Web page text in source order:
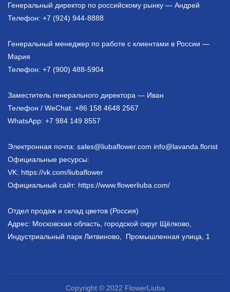
Генеральный директор по российскому рынку — Андрей
Телефон: +7 (924) 944-8888
Генеральный менеджер по работе с клиентами в России —
Мария
Телефон: +7 (900) 488-5904
Заместитель генерального директора — Иван
Телефон / WeChat: +86 158 4648 2567
WhatsApp: +7 984 149 8557
Электронная почта: sales@liubaflower.com info@lavanda.florist
Официальные ресурсы:
VK: https://vk.com/liubaflower
Официальный сайт: https://www.flowerliuba.com/
Отдел продаж и склад цветов (Россия)
Адрес: Московская область, городской округ Щёлково,
Индустриальный парк Литвиново, Промышленная улица, 1
Copyright © 2022 FlowerLiuba